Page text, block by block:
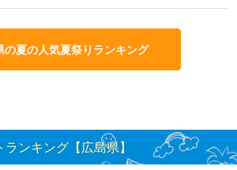
の夏の人気夏祭りランキング
ンキング【広島県】